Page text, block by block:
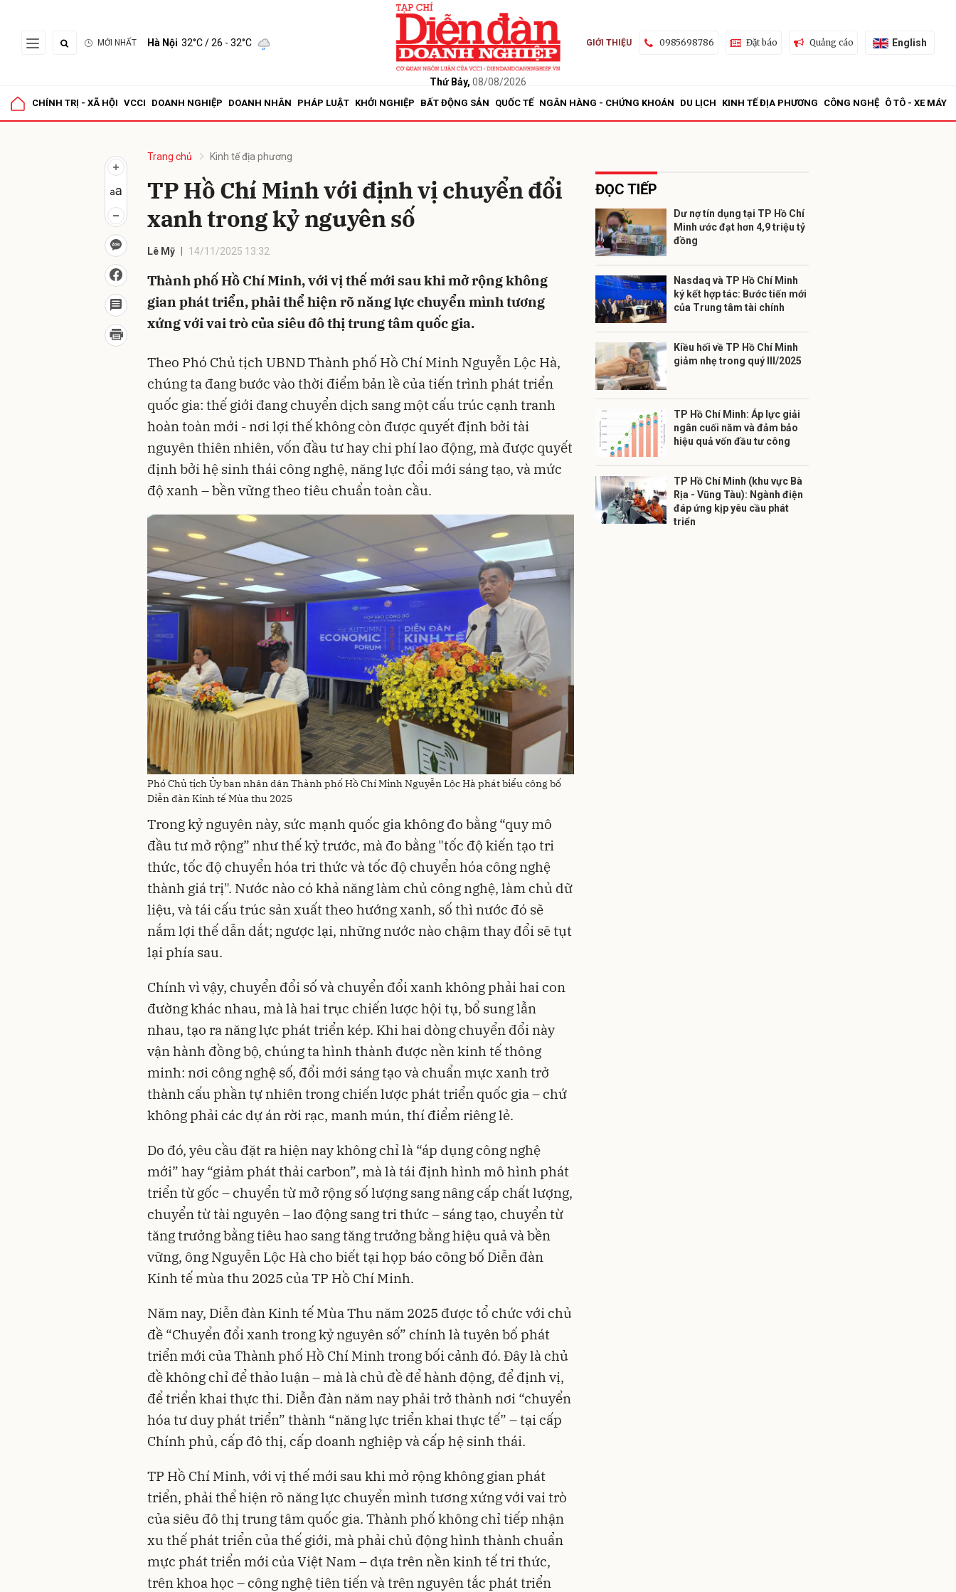
MỚI NHẤT Hà Nội 32°C/ 26 - 32°C
Thứ Bảy, 08/08/2026
GIỚI THIỆU 0985698786 Đặt báo Quảng cáo English
CHÍNH TRỊ - XÃ HỘI VCCI DOANH NGHIỆP DOANH NHÂN PHÁP LUẬT KHỞI NGHIỆP BẤT ĐỘNG SẢN QUỐC TẾ NGÂN HÀNG - CHỨNG KHOÁN DU LỊCH KINH TẾ ĐỊA PHƯƠNG CÔNG NGHỆ Ô TÔ - XE MÁY
Trang chủ Kinh tế địa phương
TP Hồ Chí Minh với định vị chuyển đổi
xanh trong kỷ nguyên số
Lê Mỹ 14/11/2025 13:32
Thành phố Hồ Chí Minh, với vị thế mới sau khi mở rộng không
gian phát triển, phải thể hiện rõ năng lực chuyển mình tương
xứng với vai trò của siêu đô thị trung tâm quốc gia.
Theo Phó Chủ tịch UBND Thành phố Hồ Chí Minh Nguyễn Lộc Hà,
chúng ta đang bước vào thời điểm bản lề của tiến trình phát triển
quốc gia: thế giới đang chuyển dịch sang một cấu trúc cạnh tranh
hoàn toàn mới - nơi lợi thế không còn được quyết định bởi tài
nguyên thiên nhiên, vốn đầu tư hay chi phí lao động, mà được quyết
định bởi hệ sinh thái công nghệ, năng lực đổi mới sáng tạo, và mức
độ xanh – bền vững theo tiêu chuẩn toàn cầu.
Phó Chủ tịch Ủy ban nhân dân Thành phố Hồ Chí Minh Nguyễn Lộc Hà phát biểu công bố
Diễn đàn Kinh tế Mùa thu 2025
Trong kỷ nguyên này, sức mạnh quốc gia không đo bằng “quy mô
đầu tư mở rộng” như thế kỷ trước, mà đo bằng "tốc độ kiến tạo tri
thức, tốc độ chuyển hóa tri thức và tốc độ chuyển hóa công nghệ
thành giá trị". Nước nào có khả năng làm chủ công nghệ, làm chủ dữ
liệu, và tái cấu trúc sản xuất theo hướng xanh, số thì nước đó sẽ
nắm lợi thế dẫn dắt; ngược lại, những nước nào chậm thay đổi sẽ tụt
lại phía sau.
Chính vì vậy, chuyển đổi số và chuyển đổi xanh không phải hai con
đường khác nhau, mà là hai trục chiến lược hội tụ, bổ sung lẫn
nhau, tạo ra năng lực phát triển kép. Khi hai dòng chuyển đổi này
vận hành đồng bộ, chúng ta hình thành được nền kinh tế thông
minh: nơi công nghệ số, đổi mới sáng tạo và chuẩn mực xanh trở
thành cấu phần tự nhiên trong chiến lược phát triển quốc gia – chứ
không phải các dự án rời rạc, manh mún, thí điểm riêng lẻ.
Do đó, yêu cầu đặt ra hiện nay không chỉ là “áp dụng công nghệ
mới” hay “giảm phát thải carbon”, mà là tái định hình mô hình phát
triển từ gốc – chuyển từ mở rộng số lượng sang nâng cấp chất lượng,
chuyển từ tài nguyên – lao động sang tri thức – sáng tạo, chuyển từ
tăng trưởng bằng tiêu hao sang tăng trưởng bằng hiệu quả và bền
vững, ông Nguyễn Lộc Hà cho biết tại họp báo công bố Diễn đàn
Kinh tế mùa thu 2025 của TP Hồ Chí Minh.
Năm nay, Diễn đàn Kinh tế Mùa Thu năm 2025 được tổ chức với chủ
đề “Chuyển đổi xanh trong kỷ nguyên số” chính là tuyên bố phát
triển mới của Thành phố Hồ Chí Minh trong bối cảnh đó. Đây là chủ
đề không chỉ để thảo luận – mà là chủ đề để hành động, để định vị,
để triển khai thực thi. Diễn đàn năm nay phải trở thành nơi “chuyển
hóa tư duy phát triển” thành “năng lực triển khai thực tế” – tại cấp
Chính phủ, cấp đô thị, cấp doanh nghiệp và cấp hệ sinh thái.
TP Hồ Chí Minh, với vị thế mới sau khi mở rộng không gian phát
triển, phải thể hiện rõ năng lực chuyển mình tương xứng với vai trò
của siêu đô thị trung tâm quốc gia. Thành phố không chỉ tiếp nhận
xu thế phát triển của thế giới, mà phải chủ động hình thành chuẩn
mực phát triển mới của Việt Nam – dựa trên nền kinh tế tri thức,
trên khoa học – công nghệ tiên tiến và trên nguyên tắc phát triển
ĐỌC TIẾP
Dư nợ tín dụng tại TP Hồ Chí
Minh ước đạt hơn 4,9 triệu tỷ
đồng
Nasdaq và TP Hồ Chí Minh
ký kết hợp tác: Bước tiến mới
của Trung tâm tài chính
Kiều hối về TP Hồ Chí Minh
giảm nhẹ trong quý III/2025
TP Hồ Chí Minh: Áp lực giải
ngân cuối năm và đảm bảo
hiệu quả vốn đầu tư công
TP Hồ Chí Minh (khu vực Bà
Rịa - Vũng Tàu): Ngành điện
đáp ứng kịp yêu cầu phát
triển
Gửi